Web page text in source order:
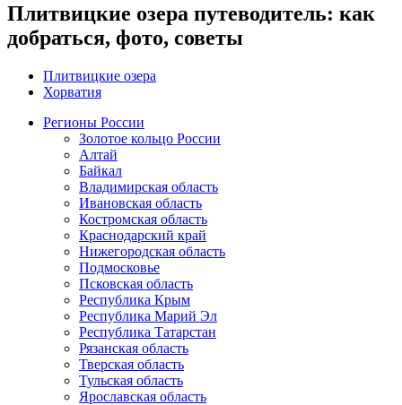
Плитвицкие озера путеводитель: как
добраться, фото, советы
Плитвицкие озера
Хорватия
Регионы России
Золотое кольцо России
Алтай
Байкал
Владимирская область
Ивановская область
Костромская область
Краснодарский край
Нижегородская область
Подмосковье
Псковская область
Республика Крым
Республика Марий Эл
Республика Татарстан
Рязанская область
Тверская область
Тульская область
Ярославская область